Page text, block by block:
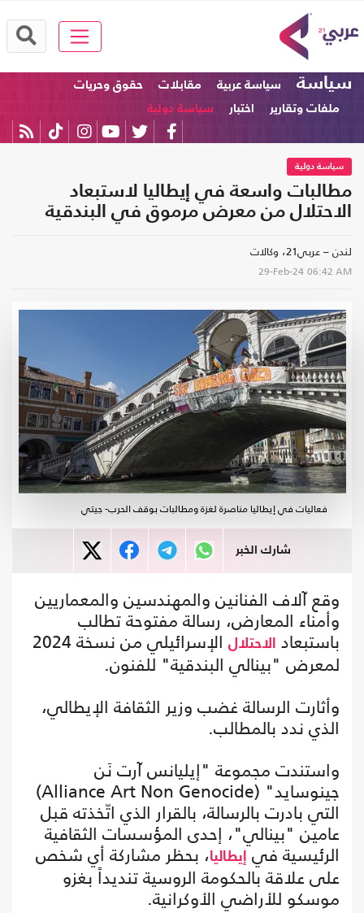
سياسة سياسة عربية مقابلات
حقوق وحريات
ملفات وتقارير
اختبار سياسة دولية
سياسة دولية
مطالبات واسعة في إيطاليا لاستبعاد
الاحتلال من معرض مرموق في البندقية
لندن – عربي21، وكالات
29-Feb-24 06:42 AM
فعاليات في إيطاليا مناصرة لغزة ومطالبات بوقف الحرب- جيتي
شارك الخبر
وقع آلاف الفنانين والمهندسين والمعماريين
وأمناء المعارض، رسالة مفتوحة تطالب
باستبعاد الاحتلال
الإسرائيلي من نسخة 2024
لمعرض "بينالي البندقية" للفنون.
وأثارت الرسالة غضب وزير الثقافة الإيطالي،
الذي ندد بالمطالب.
واستندت مجموعة "إيليانس آرت نَن
جينوسايد" (Alliance Art Non Genocide)
التي بادرت بالرسالة، بالقرار الذي اتّخذته قبل
عامين "بينالي"، إحدى المؤسسات الثقافية
الرئيسية في إيطاليا، بحظر مشاركة أي شخص
على علاقة بالحكومة الروسية تنديداً بغزو
موسكو للأراضي الأوكرانية.